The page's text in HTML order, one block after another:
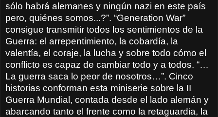
sólo habrá alemanes y ningún nazi en este país
pero, quiénes somos...?”. “Generation War”
consigue transmitir todos los sentimientos de la
Guerra: el arrepentimiento, la cobardía, la
valentía, el coraje, la lucha y sobre todo cómo el
conflicto es capaz de cambiar todo y a todos. “…
La guerra saca lo peor de nosotros…”. Cinco
historias conforman esta miniserie sobre la II
Guerra Mundial, contada desde el lado alemán y
abarcando tanto el frente como la retaguardia, la